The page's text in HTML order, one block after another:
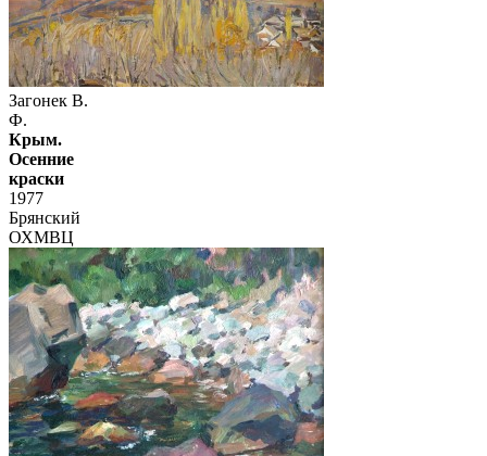
Загонек В.
Ф.
Крым.
Осенние
краски
1977
Брянский
ОХМВЦ